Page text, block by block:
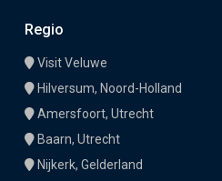
Regio
Visit Veluwe
Hilversum, Noord-Holland
Amersfoort, Utrecht
Baarn, Utrecht
Nijkerk, Gelderland